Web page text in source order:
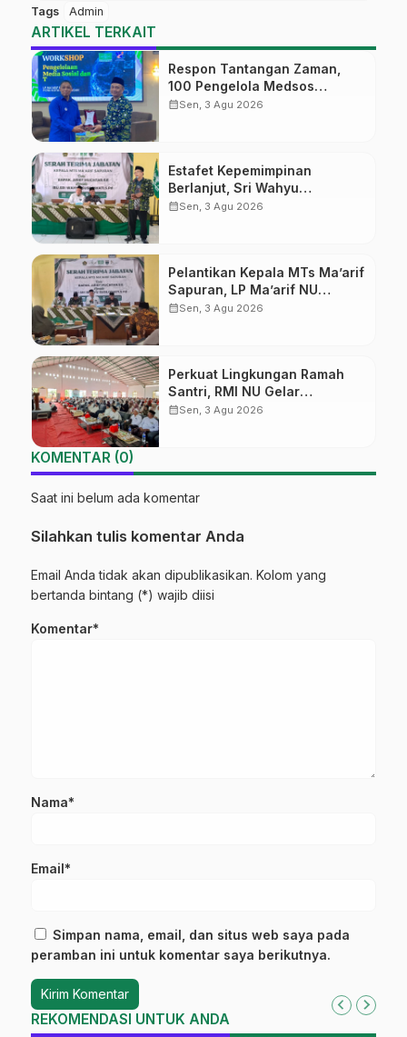
Tags Admin
ARTIKEL TERKAIT
Respon Tantangan Zaman,
100 Pengelola Medsos
Sekolah Ma’arif Pekalongan
calendar_monthSen, 3 Agu 2026
Estafet Kepemimpinan
Berlanjut, Sri Wahyu
Susilowati Resmi Pimpin MTs
calendar_monthSen, 3 Agu 2026
Pelantikan Kepala MTs Ma’arif
Sapuran, LP Ma’arif NU
Wonosobo Tekankan Lima
calendar_monthSen, 3 Agu 2026
Perkuat Lingkungan Ramah
Santri, RMI NU Gelar
‘Sambang Pesantren’ di Pati
calendar_monthSen, 3 Agu 2026
KOMENTAR (0)
Saat ini belum ada komentar
Silahkan tulis komentar Anda
Email Anda tidak akan dipublikasikan. Kolom yang
bertanda bintang (*) wajib diisi
Komentar*
Nama*
Email*
Simpan nama, email, dan situs web saya pada
peramban ini untuk komentar saya berikutnya.
REKOMENDASI UNTUK ANDA